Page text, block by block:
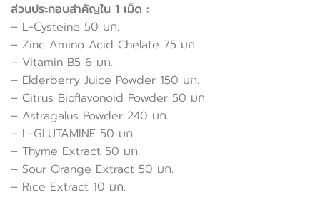
ส่วนประกอบสำคัญใน 1 เม็ด :
– L-Cysteine 50 มก.
– Zinc Amino Acid Chelate 75 มก.
– Vitamin B5 6 มก.
– Elderberry Juice Powder 150 มก.
– Citrus Bioflavonoid Powder 50 มก.
– Astragalus Powder 240 มก.
– L-GLUTAMINE 50 มก.
– Thyme Extract 50 มก.
– Sour Orange Extract 50 มก.
– Rice Extract 10 มก.